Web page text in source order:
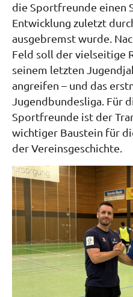
die Sportfreunde einen
Entwicklung zuletzt
ausgebremst wurde.
Feld soll der vielseitige
seinem letzten
angreifen – und das
Jugendbundesliga. Für
Sportfreunde ist der
wichtiger Baustein für
der Vereinsgeschichte.